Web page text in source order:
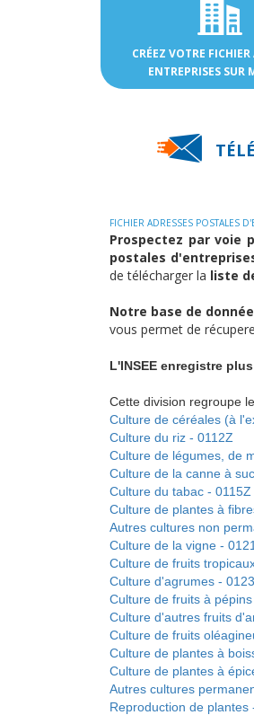
CRÉEZ VOTRE FICHIER
ENTREPRISES SUR
FICHIER ADRESSES POSTALES
Prospectez par voie
postales
de télécharger la liste
Notre base de
vous permet de
L'INSEE enregistre
Cette division regroupe
Culture de céréales (à
Culture du riz - 0112Z
Culture de légumes, de
Culture de la canne à
Culture du tabac - 0115Z
Culture de plantes à
Autres cultures non
Culture de la vigne -
Culture de fruits
Culture d'agrumes -
Culture de fruits à
Culture d'autres fruits
Culture de fruits
Culture de plantes à
Culture de plantes à
Autres cultures
Reproduction de plantes